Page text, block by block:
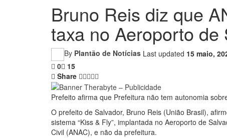
Bruno Reis diz que
taxa no Aeroporto de
By Plantão de Notícias Last updated 15 maio,
0
15
Share
Prefeito afirma que Prefeitura não tem autonomia
O prefeito de Salvador, Bruno Reis (União Brasil),
sistema “Kiss & Fly”, implantada no Aeroporto de
Civil (ANAC), e não da prefeitura.